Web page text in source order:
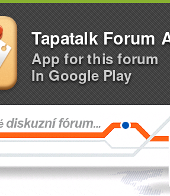
Tapatalk Forum
App for this forum
In Google Play